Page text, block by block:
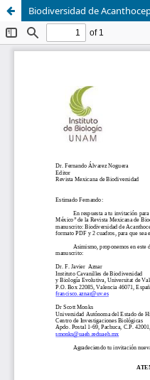
Biodiversidad de